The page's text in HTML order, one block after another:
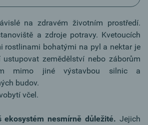
na zdravém životním prostředí.
a zdroje potravy. Kvetoucích
rostlinami bohatými na pyl a nektar je
zemědělství nebo záborům
mimo jiné výstavbou silnic a
budov.
včel.
ekosystém nesmírně důležité. Jejich